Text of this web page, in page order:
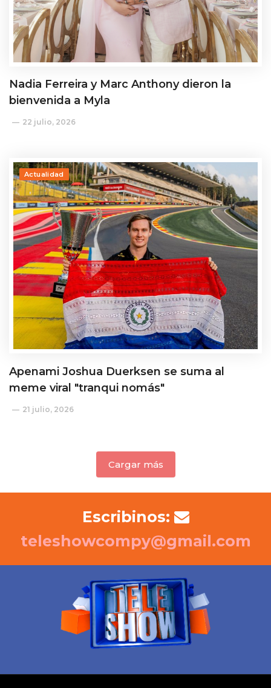
Nadia Ferreira y Marc Anthony dieron la
bienvenida a Myla
22 julio, 2026
Actualidad
Apenami Joshua Duerksen se suma al
meme viral "tranqui nomás"
21 julio, 2026
Cargar más
Escribinos:
teleshowcompy@gmail.com